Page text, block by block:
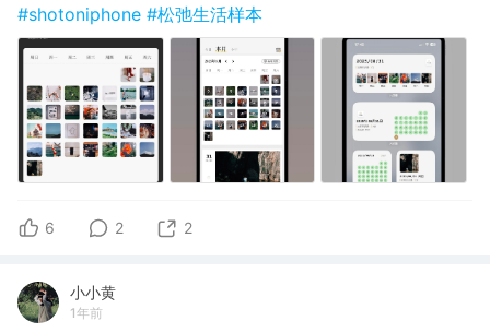
#shotoniphone #松弛生活样本
6 2 2
小小黄
1年前